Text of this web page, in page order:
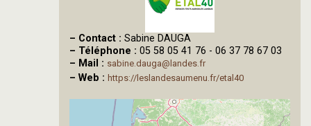
– Contact : Sabine DAUGA
– Téléphone : 05 58 05 41 76 - 06 37 78 67 03
– Mail : sabine.dauga@landes.fr
– Web : https://leslandesaumenu.fr/etal40